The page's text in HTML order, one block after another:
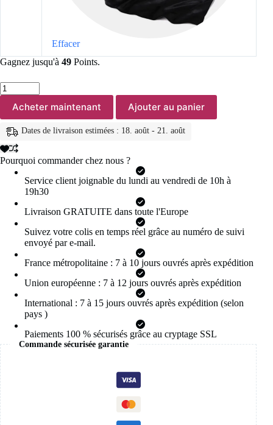
Effacer
Gagnez jusqu'à 49 Points.
quantité
de
Foulard
Hijab
en
Satin
de
Couleur
Unie
Femme,
Châle
Cheveux
Acheter maintenant Ajouter au panier
Dates de livraison estimées : 18. août - 21. août
Pourquoi commander chez nous ?
Service client joignable du lundi au vendredi de 10h à
19h30
Livraison GRATUITE dans toute l'Europe
Suivez votre colis en temps réel grâce au numéro de suivi
envoyé par e-mail.
France métropolitaine : 7 à 10 jours ouvrés après expédition
Union européenne : 7 à 12 jours ouvrés après expédition
International : 7 à 15 jours ouvrés après expédition (selon
pays )
Paiements 100 % sécurisés grâce au cryptage SSL
Commande sécurisée garantie